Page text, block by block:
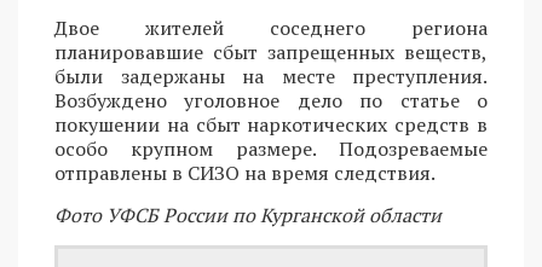
Двое жителей соседнего региона
планировавшие сбыт запрещенных веществ,
были задержаны на месте преступления.
Возбуждено уголовное дело по статье о
покушении на сбыт наркотических средств в
особо крупном размере. Подозреваемые
отправлены в СИЗО на время следствия.
Фото УФСБ России по Курганской области